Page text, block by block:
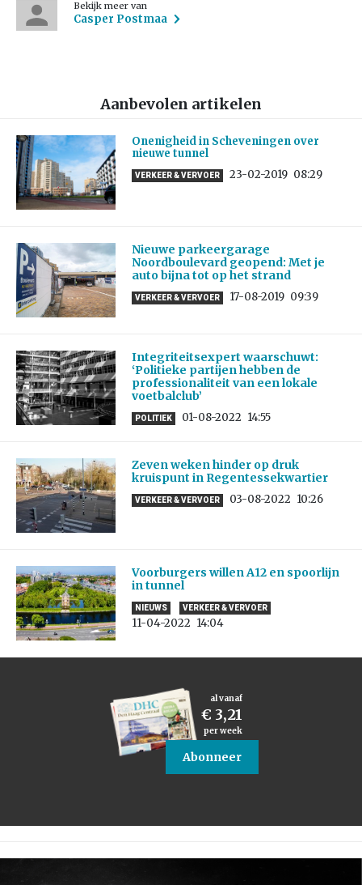
Bekijk meer van
Casper Postmaa
Aanbevolen artikelen
Onenigheid in Scheveningen over
nieuwe tunnel
VERKEER & VERVOER 23-02-2019 08:29
Nieuwe parkeergarage
Noordboulevard geopend: Met je
auto bijna tot op het strand
VERKEER & VERVOER 17-08-2019 09:39
Integriteitsexpert waarschuwt:
‘Politieke partijen hebben de
professionaliteit van een lokale
voetbalclub’
POLITIEK 01-08-2022 14:55
Zeven weken hinder op druk
kruispunt in Regentessekwartier
VERKEER & VERVOER 03-08-2022 10:26
Voorburgers willen A12 en spoorlijn
in tunnel
NIEUWS VERKEER & VERVOER
11-04-2022 14:04
al vanaf
€ 3,21
per week
Abonneer